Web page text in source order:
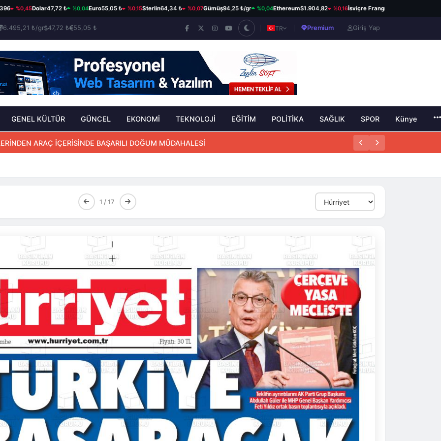
%0,45Dolar47,72 ₺ %0,04Euro55,05 ₺ %0,15Sterlin64,34 ₺ %0,07Gümüş94,25 ₺/gr %0,04Ethereum$1.904,82 %0,16İsviçre Frangı58,76 ₺
6.495,21 ₺/gr 47,72 ₺ 55,05 ₺ TR Premium Giriş Yap
GENEL KÜLTÜR GÜNCEL EKONOMİ TEKNOLOJİ EĞİTİM POLİTİKA SAĞLIK SPOR Künye
ARAÇ İÇERİSİNDE BAŞARILI DOĞUM MÜDAHALESİ
1 / 17